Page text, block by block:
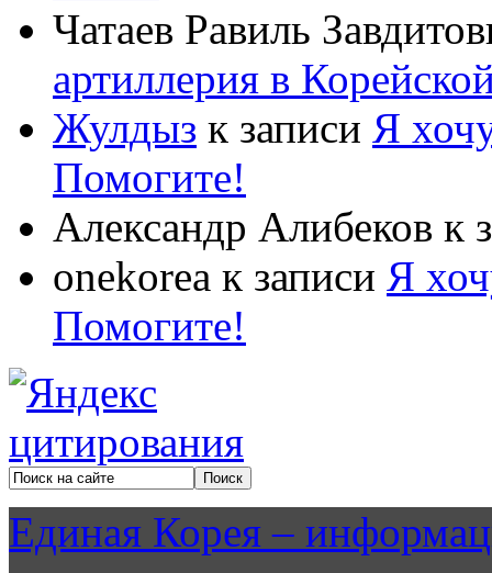
Чатаев Равиль
артиллерия в
Жулдыз к записи Я
Помогите!
Александр Алибеков к
onekorea к записи Я
Помогите!
Единая Корея –